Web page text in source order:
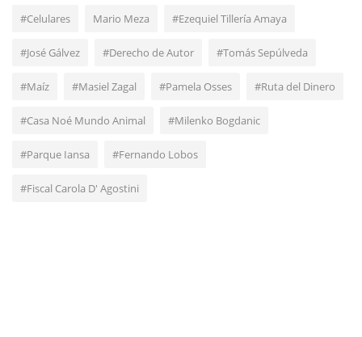
#Celulares Mario Meza #Ezequiel Tillería Amaya
#José Gálvez #Derecho de Autor #Tomás Sepúlveda
#Maíz #Masiel Zagal #Pamela Osses #Ruta del Dinero
#Casa Noé Mundo Animal #Milenko Bogdanic
#Parque Iansa #Fernando Lobos
#Fiscal Carola D' Agostini